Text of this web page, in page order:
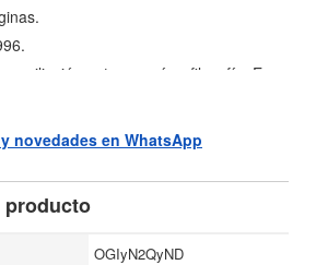
entre poesía y filosofía. En
reflexiona sobre el tema y
darnos el poder de su razón y la
novedades en WhatsApp
producto
OGIyN2QyND